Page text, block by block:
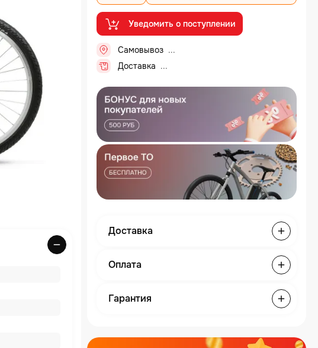
Уведомить о поступлении
Самовывоз ..
Доставка ..
Доставка
Оплата
Гарантия